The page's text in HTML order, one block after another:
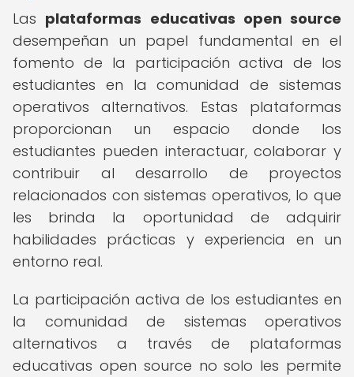
Las plataformas educativas open source
desempeñan un papel fundamental en el
fomento de la participación activa de los
estudiantes en la comunidad de sistemas
operativos alternativos. Estas plataformas
proporcionan un espacio donde los
estudiantes pueden interactuar, colaborar y
contribuir al desarrollo de proyectos
relacionados con sistemas operativos, lo que
les brinda la oportunidad de adquirir
habilidades prácticas y experiencia en un
entorno real.
La participación activa de los estudiantes en
la comunidad de sistemas operativos
alternativos a través de plataformas
educativas open source no solo les permite